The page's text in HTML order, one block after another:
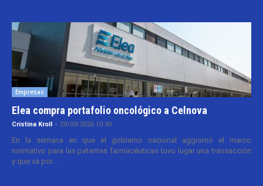
Empresas
Elea compra portafolio oncológico a Celnova
Cristina Kroll - 20/03/2026 10:30
En la semana en que el gobierno nacional aggiornó el marco
normativo para las patentes farmacéuticas tuvo lugar una transacción
y que va por...